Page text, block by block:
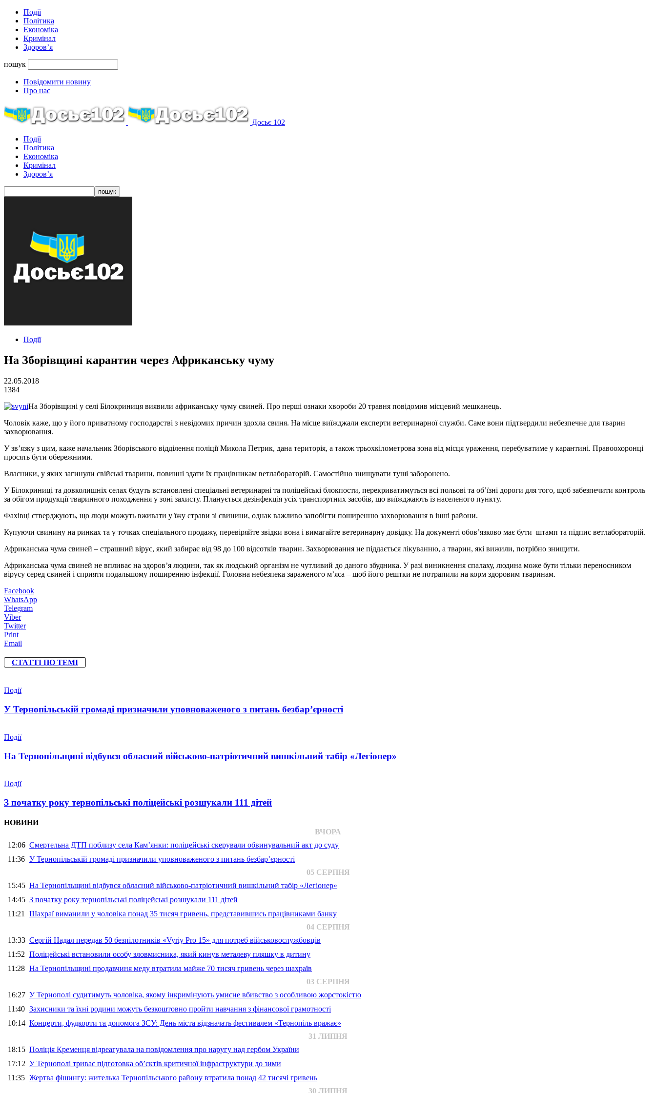
Події
Політика
Економіка
Кримінал
Здоров’я
пошук
Повідомити новину
Про нас
Досьє 102
Події
Політика
Економіка
Кримінал
Здоров’я
Події
На Зборівщині карантин через Африканську чуму
22.05.2018
1384
На Зборівщині у селі Білокриниця виявили африканську чуму свиней. Про перші ознаки хвороби 20 травня повідомив місцевий мешканець.
Чоловік каже, що у його приватному господарстві з невідомих причин здохла свиня. На місце виїжджали експерти ветеринарної служби. Саме вони підтвердили небезпечне для тварин
захворювання.
У зв’язку з цим, каже начальник Зборівського відділення поліції Микола Петрик, дана територія, а також трьохкілометрова зона від місця ураження, перебуватиме у карантині. Правоохоронці
просять бути обережними.
Власники, у яких загинули свійські тварини, повинні здати їх працівникам ветлабораторій. Самостійно знищувати туші заборонено.
У Білокриниці та довколишніх селах будуть встановлені спеціальні ветеринарні та поліцейські блокпости, перекриватимуться всі польові та об’їзні дороги для того, щоб забезпечити контроль
за обігом продукції тваринного походження у зоні захисту. Планується дезінфекція усіх транспортних засобів, що виїжджають із населеного пункту.
Фахівці стверджують, що люди можуть вживати у їжу страви зі свинини, однак важливо запобігти поширенню захворювання в інші райони.
Купуючи свинину на ринках та у точках спеціального продажу, перевіряйте звідки вона і вимагайте ветеринарну довідку. На документі обов’язково має бути штамп та підпис ветлабораторій.
Африканська чума свиней – страшний вірус, який забирає від 98 до 100 відсотків тварин. Захворювання не піддається лікуванню, а тварин, які вижили, потрібно знищити.
Африканська чума свиней не впливає на здоров’я людини, так як людський організм не чутливий до даного збудника. У разі виникнення спалаху, людина може бути тільки переносником
вірусу серед свиней і сприяти подальшому поширенню інфекції. Головна небезпека зараженого м’яса – щоб його рештки не потрапили на корм здоровим тваринам.
Facebook
WhatsApp
Telegram
Viber
Twitter
Print
Email
СТАТТІ ПО ТЕМІ
Події
У Тернопільській громаді призначили уповноваженого з питань безбар’єрності
Події
На Тернопільщині відбувся обласний військово-патріотичний вишкільний табір «Легіонер»
Події
З початку року тернопільські поліцейські розшукали 111 дітей
НОВИНИ
ВЧОРА
12:06 Смертельна ДТП поблизу села Кам’янки: поліцейські скерували обвинувальний акт до суду
11:36 У Тернопільській громаді призначили уповноваженого з питань безбар’єрності
05 СЕРПНЯ
15:45 На Тернопільщині відбувся обласний військово-патріотичний вишкільний табір «Легіонер»
14:45 З початку року тернопільські поліцейські розшукали 111 дітей
11:21 Шахраї виманили у чоловіка понад 35 тисяч гривень, представившись працівниками банку
04 СЕРПНЯ
13:33 Сергій Надал передав 50 безпілотників «Vyriy Pro 15» для потреб військовослужбовців
11:52 Поліцейські встановили особу зловмисника, який кинув металеву пляшку в дитину
11:28 На Тернопільщині продавчиня меду втратила майже 70 тисяч гривень через шахраїв
03 СЕРПНЯ
16:27 У Тернополі судитимуть чоловіка, якому інкримінують умисне вбивство з особливою жорстокістю
11:40 Захисники та їхні родини можуть безкоштовно пройти навчання з фінансової грамотності
10:14 Концерти, фудкорти та допомога ЗСУ: День міста відзначать фестивалем «Тернопіль вражає»
31 ЛИПНЯ
18:15 Поліція Кременця відреагувала на повідомлення про наругу над гербом України
17:12 У Тернополі триває підготовка об’єктів критичної інфраструктури до зими
11:35 Жертва фішингу: жителька Тернопільського району втратила понад 42 тисячі гривень
30 ЛИПНЯ